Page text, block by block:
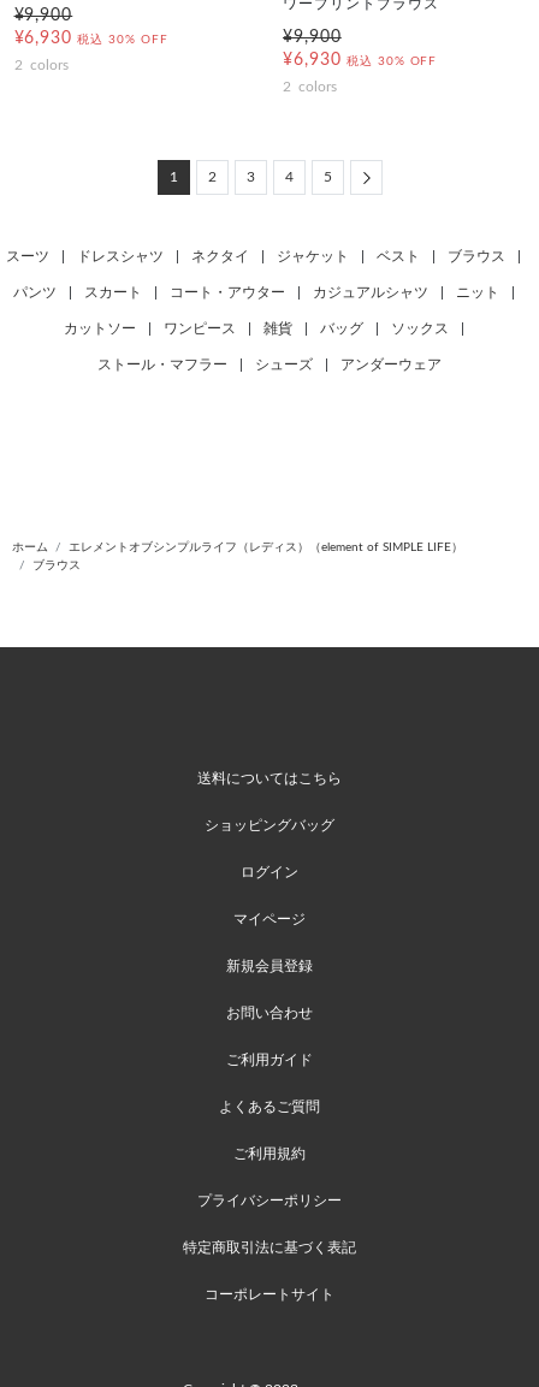
¥9,900
¥6,930 税込 30% OFF
2 colors
ワープリントブラウス
¥9,900
¥6,930 税込 30% OFF
2 colors
1 2 3 4 5 Next
スーツ ドレスシャツ ネクタイ ジャケット ベスト ブラウス
パンツ スカート コート・アウター カジュアルシャツ ニット
カットソー ワンピース 雑貨 バッグ ソックス
ストール・マフラー シューズ アンダーウェア
ホーム
エレメントオブシンプルライフ（レディス）（element of SIMPLE LIFE）
ブラウス
送料についてはこちら
ショッピングバッグ
ログイン
マイページ
新規会員登録
お問い合わせ
ご利用ガイド
よくあるご質問
ご利用規約
プライバシーポリシー
特定商取引法に基づく表記
コーポレートサイト